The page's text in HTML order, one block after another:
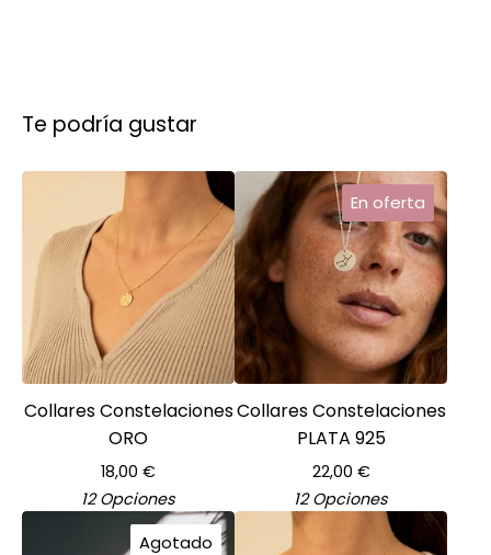
Te podría gustar
Collares Constelaciones
ORO
18,00 €
12 Opciones
En oferta
Collares Constelaciones
PLATA 925
22,00 €
12 Opciones
Agotado